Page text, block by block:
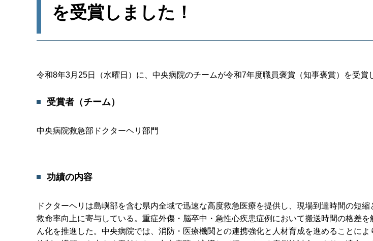
を受賞しました！
令和8年3月25日（水曜日）に、中央病院のチームが令和7年度職員褒賞（知事褒賞）を受賞
受賞者（チーム）
中央病院救急部ドクターヘリ部門
功績の内容
ドクターヘリは島嶼部を含む県内全域で迅速な高度救急医療を提供し、現場到達時間の短
救命率向上に寄与している。重症外傷・脳卒中・急性心疾患症例において搬送時間の格差
ん化を推進した。中央病院では、消防・医療機関との連携強化と人材育成を進めることに